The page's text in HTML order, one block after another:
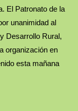
El Patronato de la
unanimidad al
Desarrollo Rural,
organización en
esta mañana